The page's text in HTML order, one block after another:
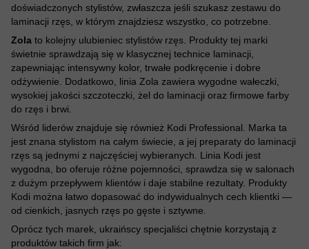
doświadczonych stylistów, zwłaszcza jeśli szukasz zestawu do
laminacji rzęs, w którym znajdziesz wszystko, co potrzebne.
Zola to kolejny ulubieniec stylistów rzęs. Produkty tej marki
świetnie sprawdzają się w klasycznej technice laminacji,
zapewniając intensywny kolor, trwałe podkręcenie i dobre
odżywienie. Dodatkowo, linia Zola zawiera wygodne wałeczki,
wysokiej jakości szczoteczki, żel do laminacji oraz firmowe farby
do rzęs i brwi.
Wśród liderów znajduje się również Kodi Professional. Marka ta
jest znana stylistom na całym świecie, a jej preparaty do laminacji
rzęs są jednymi z najczęściej wybieranych. Linia Kodi jest
wygodna, bo oferuje różne pojemności, sprawdza się w salonach
z dużym przepływem klientów i daje stabilne rezultaty. Produkty
Kodi można łatwo dopasować do indywidualnych cech klientki —
od cienkich, jasnych rzęs po gęste i sztywne.
Oprócz tych marek, ukraińscy specjaliści chętnie korzystają z
produktów takich firm jak: